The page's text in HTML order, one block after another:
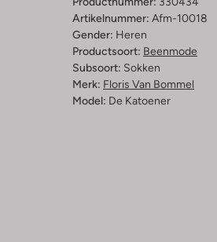
Artikelnummer: Afm-10018
Gender: Heren
Productsoort: Beenmode
Subsoort: Sokken
Merk: Floris Van Bommel
Model: De Katoener